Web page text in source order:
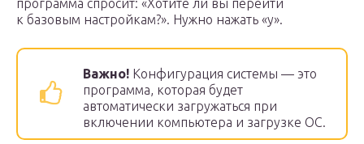
программа спросит: «Хотите ли вы перейти
к базовым настройкам?». Нужно нажать «y».
Важно! Конфигурация системы — это
программа, которая будет
автоматически загружаться при
включении компьютера и загрузке ОС.